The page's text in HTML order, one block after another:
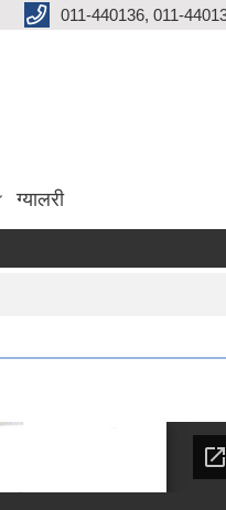
011-440136, 011-
ग्यालरी